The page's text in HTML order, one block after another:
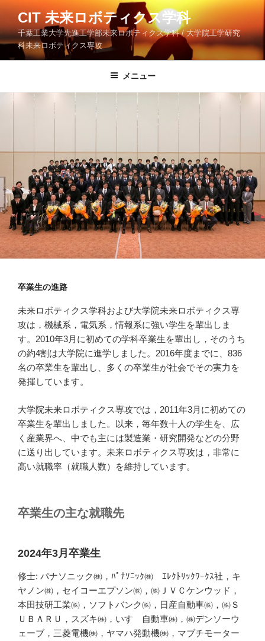
コ
テ
ツ
ス
CIT 未来ロボティクス学科
千葉工業大学先進工学部未来ロボティクス学科 / 大学院工学研究
科未来ロボティクス専攻
メニュー
卒業生の進路
未来ロボティクス学科および大学院未来ロボティクス専
攻は，機械系，電気系，情報系に強い学生を輩出しま
す。2010年3月に初めての学科卒業生を輩出し，そのうち
の約4割は大学院に進学しました。2016年度までに、836
名の卒業生を輩出し、多くの卒業生が社会でその実力を
発揮しています。
大学院未来ロボティクス専攻では，2011年3月に初めての
卒業生を輩出しました。以来，毎年数十人の学生を、広
く産業界へ、中でも主には製造業・研究開発などの分野
に送り出しています。未来ロボティクス専攻は，非常に
高い就職率（就職人数）を維持しています。
卒業生の主な就職先
2024年3月卒業生
修士: パナソニック㈱，ﾊﾟﾅｿﾆｯｸ㈱ ｴﾚｸﾄﾘｯｸﾜｰｸｽ社，キ
ヤノン㈱，セイコーエプソン㈱，㈱ＪＶＣケンウッド，
本田技研工業㈱，ソフトバンク㈱，日産自動車㈱，㈱Ｓ
ＵＢＡＲＵ，スズキ㈱，いすゞ自動車㈱，㈱デンソーウ
ェーブ，三菱電機㈱，ヤマハ発動機㈱，マブチモーター